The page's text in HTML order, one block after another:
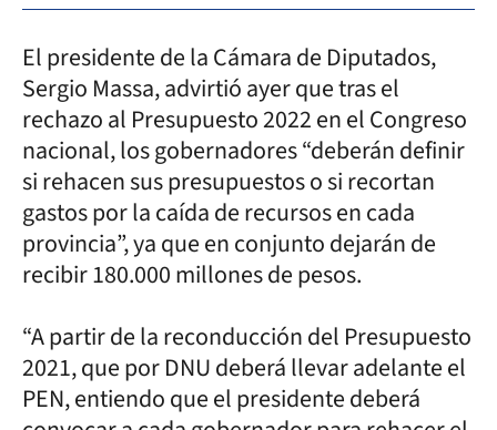
El presidente de la Cámara de Diputados,
Sergio Massa, advirtió ayer que tras el
rechazo al Presupuesto 2022 en el Congreso
nacional, los gobernadores “deberán definir
si rehacen sus presupuestos o si recortan
gastos por la caída de recursos en cada
provincia”, ya que en conjunto dejarán de
recibir 180.000 millones de pesos.
“A partir de la reconducción del Presupuesto
2021, que por DNU deberá llevar adelante el
PEN, entiendo que el presidente deberá